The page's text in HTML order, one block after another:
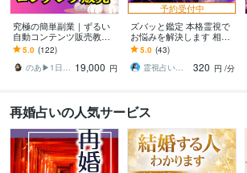
究極の簡単副業｜ずるい
自動コンテンツ販売教え
ます 簡単すぎてスマホも
PCも苦手な初心者主婦で
もAIで稼ぐ！在宅
5.0 (122)
のあ▶︎1日10分AI副業で独立した主婦 19,000 円
予約受付中
ズバッと鑑定 本格霊視で
お悩みを解決します 相談
したい事がたくさんある
方にオススメ✧︎*恋愛仕事
人間関係
5.0 (43)
霊視占い師☆澪☆
320 円 /分
再婚占いの人気サービス